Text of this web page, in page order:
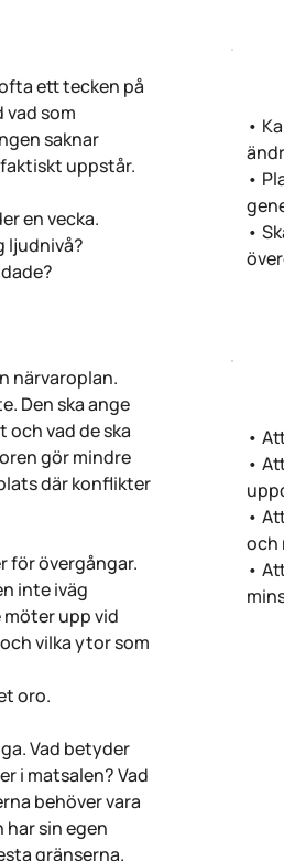
ett tecken på
som
saknar
uppstår.
en vecka.
ljudnivå?
närvaroplan.
Den ska ange
och vad de ska
gör mindre
där konflikter
för övergångar.
inte iväg
upp vid
vilka ytor som
oro.
Vad betyder
i matsalen? Vad
behöver vara
har sin egen
gränserna.
•
•
•
•
•
•
och
•